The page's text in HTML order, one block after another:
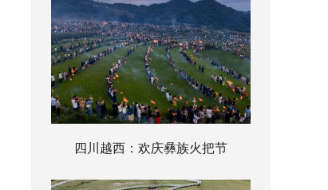
四川越西：欢庆彝族火把节